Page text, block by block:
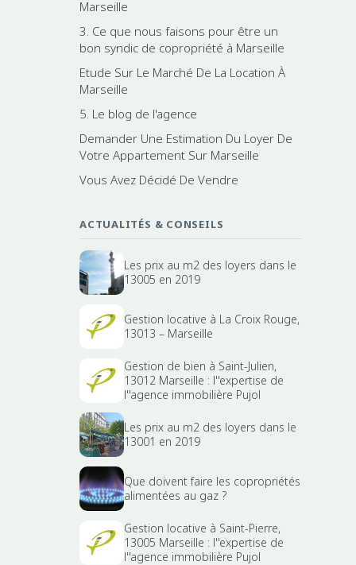
Marseille
3. Ce que nous faisons pour être un
bon syndic de copropriété à Marseille
Etude Sur Le Marché De La Location À
Marseille
5. Le blog de l'agence
Demander Une Estimation Du Loyer De
Votre Appartement Sur Marseille
Vous Avez Décidé De Vendre
ACTUALITÉS & CONSEILS
Les prix au m2 des loyers dans le
13005 en 2019
Gestion locative à La Croix Rouge,
13013 – Marseille
Gestion de bien à Saint-Julien,
13012 Marseille : l''expertise de
l''agence immobilière Pujol
Les prix au m2 des loyers dans le
13001 en 2019
Que doivent faire les copropriétés
alimentées au gaz ?
Gestion locative à Saint-Pierre,
13005 Marseille : l''expertise de
l''agence immobilière Pujol